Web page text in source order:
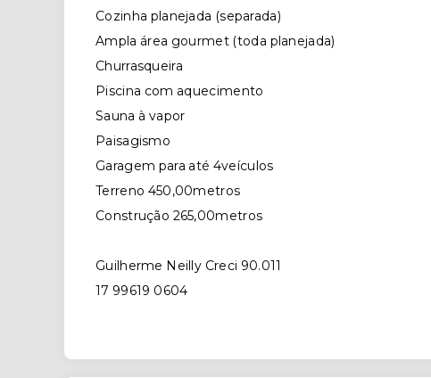
Cozinha planejada (separada)
Ampla área gourmet (toda planejada)
Churrasqueira
Piscina com aquecimento
Sauna à vapor
Paisagismo
Garagem para até 4veículos
Terreno 450,00metros
Construção 265,00metros
Guilherme Neilly Creci 90.011
17 99619 0604